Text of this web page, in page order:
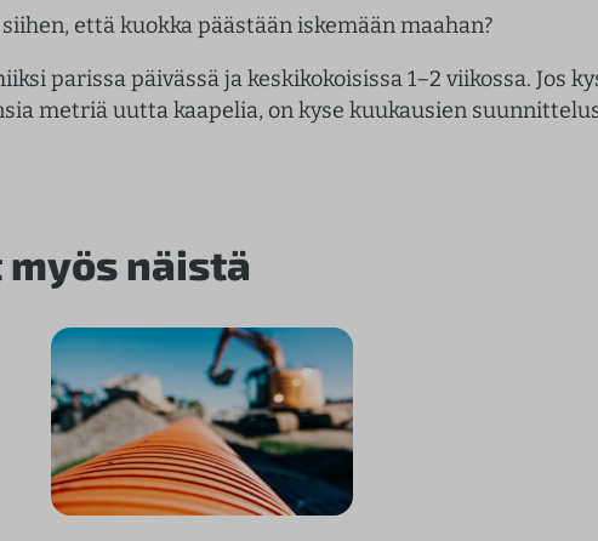
että kuokka päästään iskemään maahan?
parissa päivässä ja keskikokoisissa 1–2 viikossa. Jos
metriä uutta kaapelia, on kyse kuukausien
näistä